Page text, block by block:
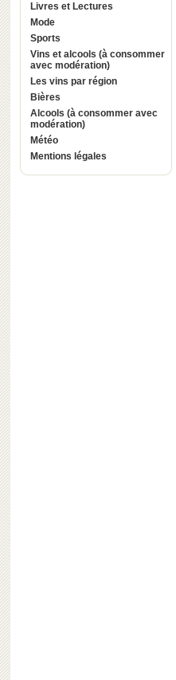
Livres et Lectures
Mode
Sports
Vins et alcools (à consommer
avec modération)
Les vins par région
Bières
Alcools (à consommer avec
modération)
Météo
Mentions légales